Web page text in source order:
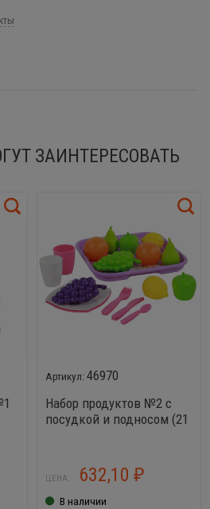
ЗАИНТЕРЕСОВАТЬ
46970
Набор продуктов №2 с
посудкой и подносом (21
ЦЕНА: 632,10 ₽
В наличии